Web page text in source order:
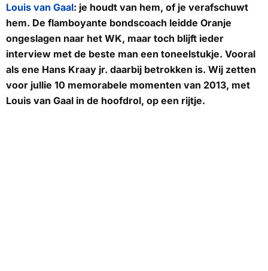
Louis van Gaal: je houdt van hem, of je verafschuwt
hem. De flamboyante bondscoach leidde Oranje
ongeslagen naar het WK, maar toch blijft ieder
interview met de beste man een toneelstukje. Vooral
als ene Hans Kraay jr. daarbij betrokken is. Wij zetten
voor jullie 10 memorabele momenten van 2013, met
Louis van Gaal in de hoofdrol, op een rijtje.